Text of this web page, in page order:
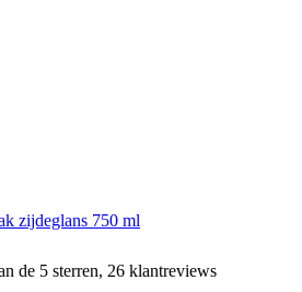
zijdeglans 750 ml
de 5 sterren, 26 klantreviews